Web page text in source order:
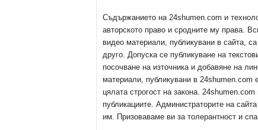
Съдържанието на 24shumen.com и
авторското право и сродните му права.
видео материали, публикувани в сайта,
друго. Допуска се публикуване на
посочване на източника и добавяне на
материали, публикувани в 24shumen.com
цялата строгост на закона.
публикациите. Администраторите на
им. Призоваваме ви за толерантност и